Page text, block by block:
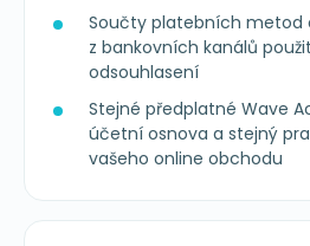
Součty platebních metod
z bankovních kanálů
odsouhlasení
Stejné předplatné Wave
účetní osnova a stejný
vašeho online obchodu